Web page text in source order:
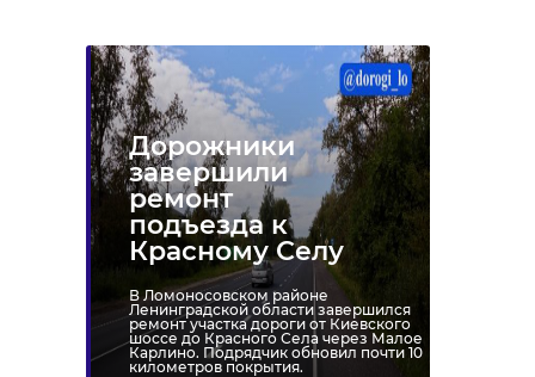
Дорожники
завершили
ремонт
подъезда к
Красному Селу
В Ломоносовском районе
Ленинградской области завершился
ремонт участка дороги от Киевского
шоссе до Красного Села через Малое
Карлино. Подрядчик обновил почти 10
километров покрытия.